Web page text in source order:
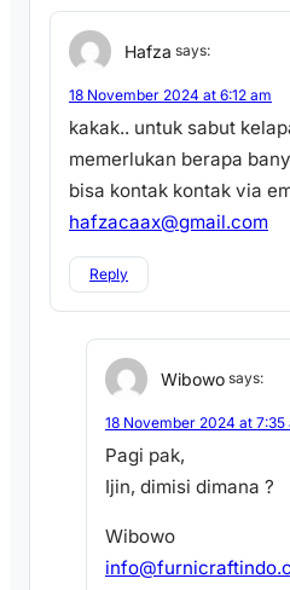
Hafza says:
18 November 2024 at 6:12 am
kakak.. untuk sabut
memerlukan berapa
bisa kontak kontak via
hafzacaax@gmail.com
Reply
Wibowo says:
18 November 2024 at 7:35
Pagi pak,
Ijin, dimisi dimana ?
Wibowo